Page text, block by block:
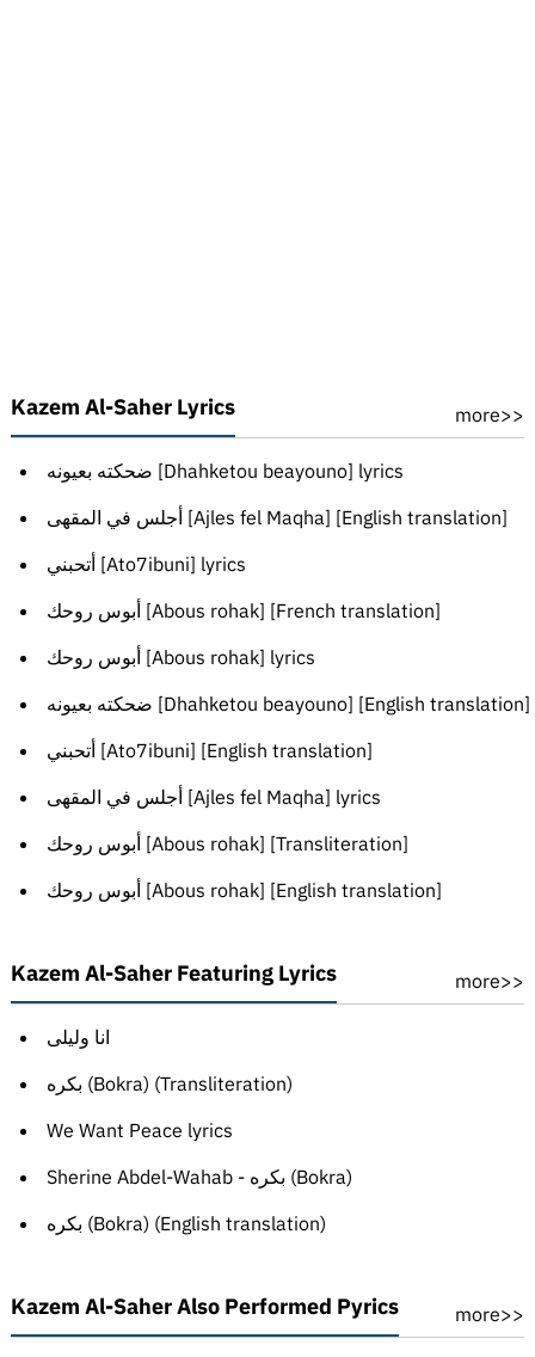
Kazem Al-Saher Lyrics more>>
ضحكته بعيونه [Dhahketou beayouno] lyrics
أجلس في المقهى [Ajles fel Maqha] [English translation]
أتحبني [Ato7ibuni] lyrics
أبوس روحك [Abous rohak] [French translation]
أبوس روحك [Abous rohak] lyrics
ضحكته بعيونه [Dhahketou beayouno] [English translation]
أتحبني [Ato7ibuni] [English translation]
أجلس في المقهى [Ajles fel Maqha] lyrics
أبوس روحك [Abous rohak] [Transliteration]
أبوس روحك [Abous rohak] [English translation]
Kazem Al-Saher Featuring Lyrics more>>
انا وليلى
بكره (Bokra) (Transliteration)
We Want Peace lyrics
Sherine Abdel-Wahab - بكره (Bokra)
بكره (Bokra) (English translation)
Kazem Al-Saher Also Performed Pyrics more>>